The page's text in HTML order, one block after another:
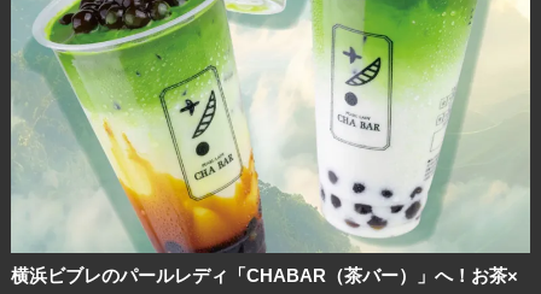
横浜ビブレのパールレディ「CHABAR（茶バー）」へ！お茶×